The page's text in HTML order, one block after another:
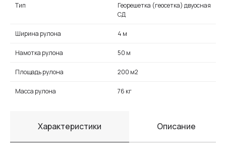
Тип
Георешетка (геосетка) двуосная
СД
Ширина рулона 4 м
Намотка рулона 50 м
Площадь рулона 200 м2
Масса рулона 76 кг
Характеристики Описание